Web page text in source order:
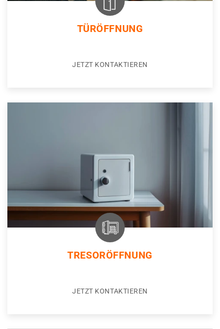
TÜRÖFFNUNG
JETZT KONTAKTIEREN
TRESORÖFFNUNG
JETZT KONTAKTIEREN